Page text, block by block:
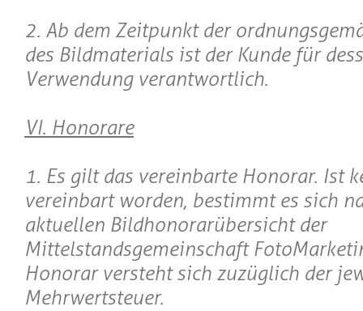
2. Ab dem Zeitpunkt der
des Bildmaterials ist der Kunde für
Verwendung verantwortlich.
VI. Honorare
1. Es gilt das vereinbarte Honorar. Ist
vereinbart worden, bestimmt es sich
aktuellen Bildhonorarübersicht der
Mittelstandsgemeinschaft
Honorar versteht sich zuzüglich der
Mehrwertsteuer.